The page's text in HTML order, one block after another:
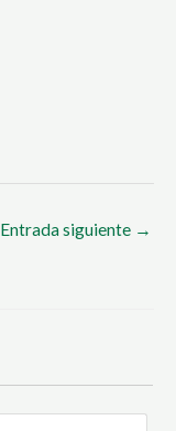
Entrada siguiente →